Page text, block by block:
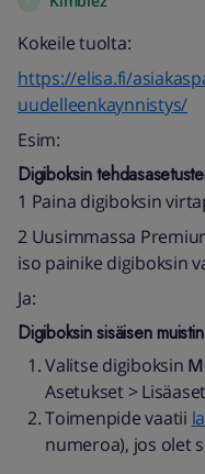
Kokeile tuolta:
https://elisa.fi/
uudelleenkaynnistys/
Esim:
Digiboksin
1 Paina digiboksin
2 Uusimmassa
iso painike digiboksin
Ja:
Digiboksin sisäisen
Valitse digiboksin
Asetukset >
Toimenpide vaatii
numeroa), jos olet